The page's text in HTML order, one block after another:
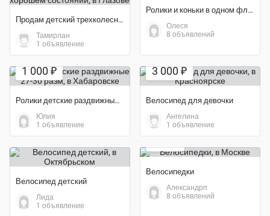
Продам детский трехколесный велосипед, в хорошем состоянии
Тамирлан
1 объявление
Ролики и коньки в одном флаконе
Олеся
8 объявлений
1 000 ₽
Ролики детские раздвижные 27-30 разм
Юлия
1 объявление
3 000 ₽
Велосипед для девочки
Ангелина
1 объявление
Велосипед детский
Лида
1 объявление
Экономия 56%
Велосипедки
Александрп
8 объявлений